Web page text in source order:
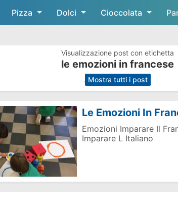
Pizza Dolci Cioccolata
Visualizzazione post con etichetta
le emozioni in francese
. Mostra tutti i post
Le Emozioni In
Emozioni Imparare Il
Imparare L Italiano